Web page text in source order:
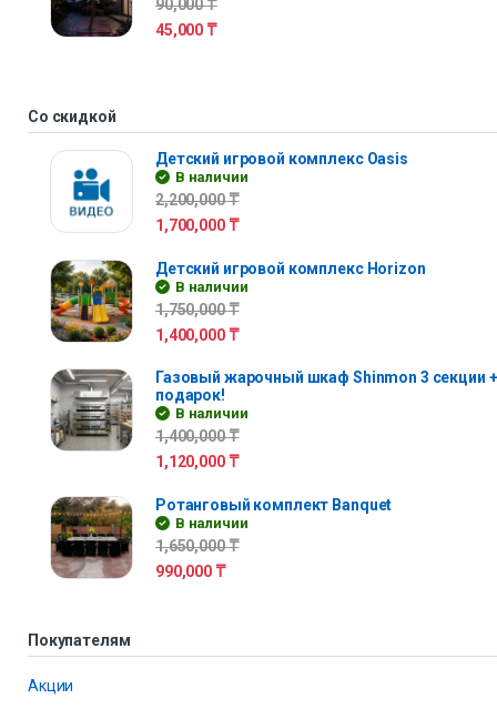
90,000₸
45,000 ₸
Со скидкой
Детский игровой комплекс Oasis
В наличии
2,200,000₸
1,700,000 ₸
Детский игровой комплекс Horizon
В наличии
1,750,000₸
1,400,000 ₸
Газовый жарочный шкаф Shinmon 3 секции
подарок!
В наличии
1,400,000₸
1,120,000 ₸
Ротанговый комплект Banquet
В наличии
1,650,000₸
990,000 ₸
Покупателям
Акции